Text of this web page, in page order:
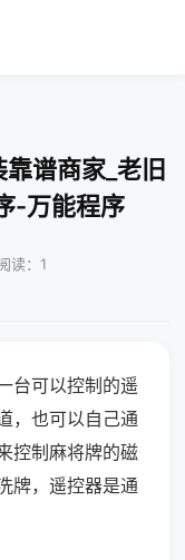
谱商家_老旧
-万能程序
读：1
台可以控制的遥
，也可以自己通
控制麻将牌的磁
牌，遥控器是通